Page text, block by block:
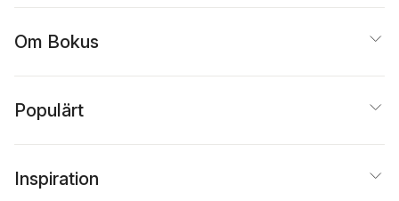
Om Bokus
Populärt
Inspiration